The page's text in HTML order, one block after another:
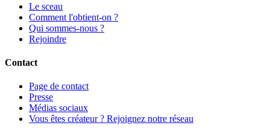
Le sceau
Comment l'obtient-on ?
Qui sommes-nous ?
Rejoindre
Contact
Page de contact
Presse
Médias sociaux
Vous êtes créateur ? Rejoignez notre réseau